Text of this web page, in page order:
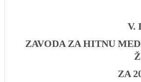
V.
ZAVODA ZA HITNU
ZA